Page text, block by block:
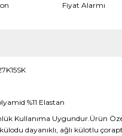
Fiyat Alarmı
%11 Elastan
Kullanıma Uygundur.Ürün
dayanıklı, ağlı külotlu